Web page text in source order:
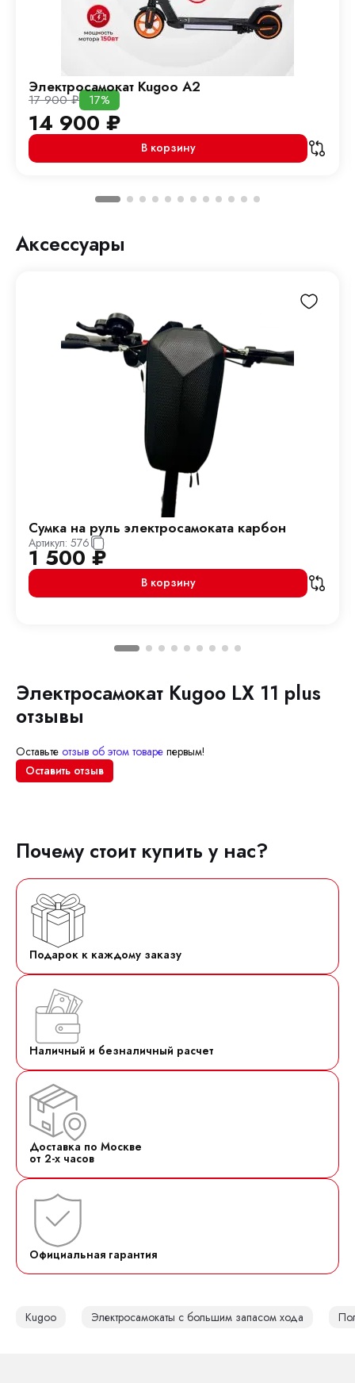
Электросамокат Kugoo A2
17 900₽ 17%
14 900 ₽
В корзину
Аксессуары
Сумка на руль электросамоката карбон
Артикул: 576
1 500₽
В корзину
Электросамокат Kugoo LX 11 plus
отзывы
Оставьте отзыв об этом товаре первым!
Оставить отзыв
Почему стоит купить у нас?
Подарок к каждому заказу
Наличный и безналичный расчет
Доставка по Москве
от 2-х часов
Официальная гарантия
Kugoo Электросамокаты с большим запасом хода